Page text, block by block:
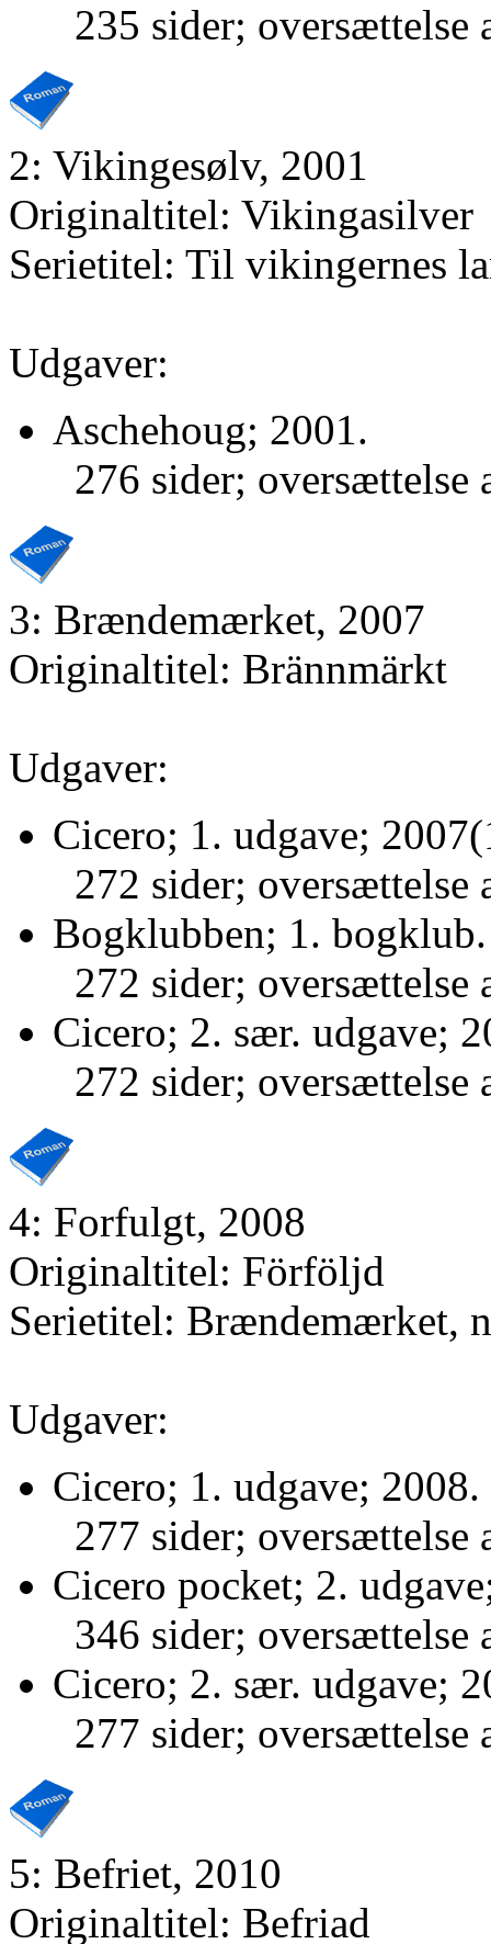
235 sider; oversættelse
2: Vikingesølv, 2001
Originaltitel: Vikingasilver
Serietitel: Til vikingernes
Udgaver:
Aschehoug; 2001.
276 sider; oversættelse
3: Brændemærket, 2007
Originaltitel: Brännmärkt
Udgaver:
Cicero; 1. udgave;
272 sider; oversættelse
Bogklubben; 1.
272 sider; oversættelse
Cicero; 2. sær. udgave;
272 sider; oversættelse
4: Forfulgt, 2008
Originaltitel: Förföljd
Serietitel: Brændemærket,
Udgaver:
Cicero; 1. udgave; 2008.
277 sider; oversættelse
Cicero pocket; 2.
346 sider; oversættelse
Cicero; 2. sær. udgave;
277 sider; oversættelse
5: Befriet, 2010
Originaltitel: Befriad